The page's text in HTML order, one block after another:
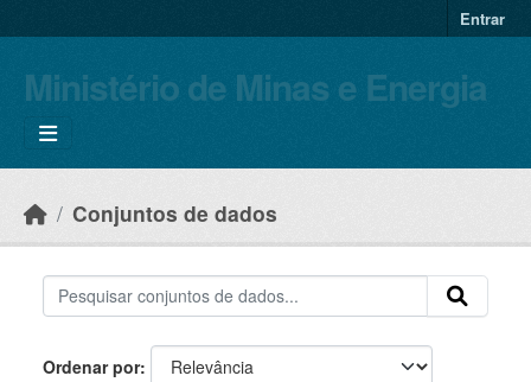
Entrar
Ministério de Minas e Energia
Conjuntos de dados
Ordenar por